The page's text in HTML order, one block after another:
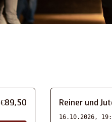
€89,50 Reiner und
16.10.2026,